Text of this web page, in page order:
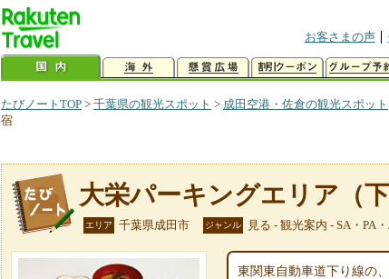
お客さまの声
たびノートTOP > 千葉県の観光スポット > 成田空港・佐倉の観光スポット
宿
大栄パーキングエリア（下
エリア 千葉県成田市 ジャンル 見る - 観光案内 - SA・PA
東関東自動車道下り線の